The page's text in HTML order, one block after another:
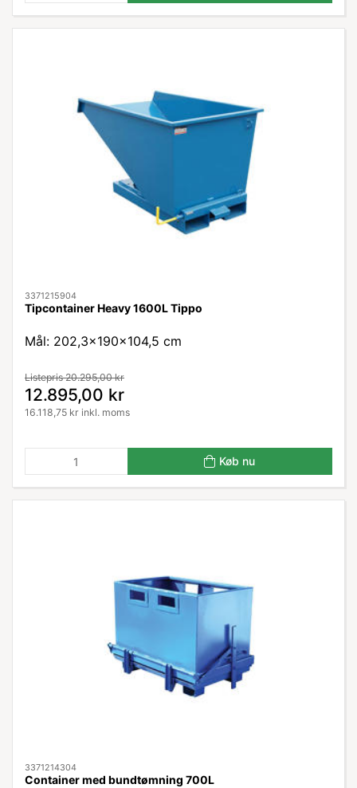
3371215904
Tipcontainer Heavy 1600L Tippo
Mål: 202,3x190x104,5 cm
Listepris 20.295,00 kr
12.895,00 kr
16.118,75 kr inkl. moms
Køb nu
3371214304
Container med bundtømning 700L